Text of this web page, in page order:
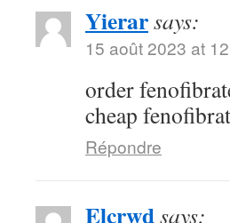
Yierarsays:
15 août 2023 at
order
cheap
Répondre
Elcrwdsays: